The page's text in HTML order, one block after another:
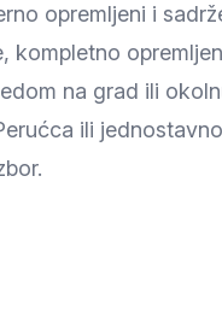
opremljeni i
kompletno
na grad ili
ili